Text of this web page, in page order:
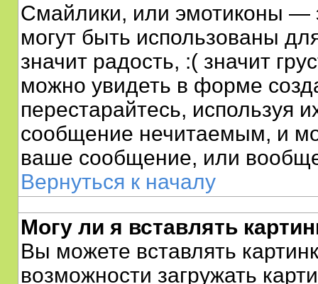
Смайлики, или эмотиконы —
могут быть использованы
значит радость, :( значит
можно увидеть в форме
перестарайтесь, используя
сообщение нечитаемым, и
ваше сообщение, или
Вернуться к началу
Могу ли я вставлять
Вы можете вставлять
возможности загружать